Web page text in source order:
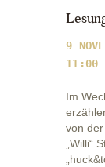
9
11:00
Im
von
„Willi“